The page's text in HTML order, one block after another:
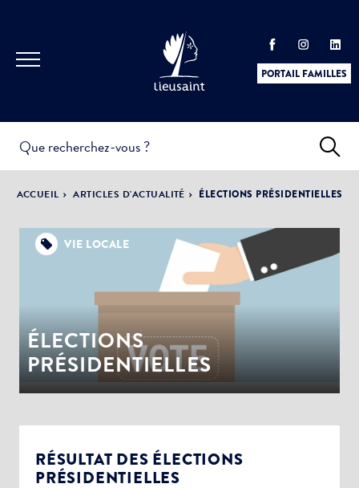
PORTAIL FAMILLES
PRATIQUES &
DÉMARCHES
ACTUALITÉS &
ÉVÈNEMENTS
LA VILLE
DÉMOCRATIE
PARTICIPATIVE
ACCUEIL ARTICLES D'ACTUALITÉ ÉLECTIONS PRÉSIDENTIELLES
VIE LOCALE
ÉLECTIONS
PRÉSIDENTIELLES
RÉSULTAT DES ÉLECTIONS
PRÉSIDENTIELLES